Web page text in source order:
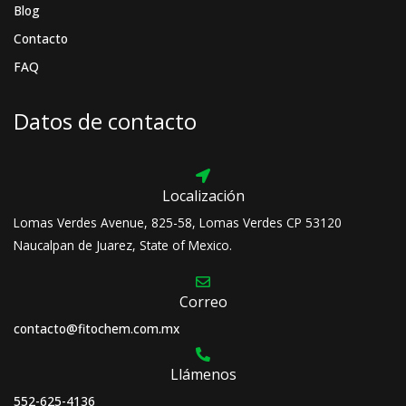
Blog
Contacto
FAQ
Datos de contacto
Localización
Lomas Verdes Avenue, 825-58, Lomas Verdes CP 53120
Naucalpan de Juarez, State of Mexico.
Correo
contacto@fitochem.com.mx
Llámenos
552-625-4136